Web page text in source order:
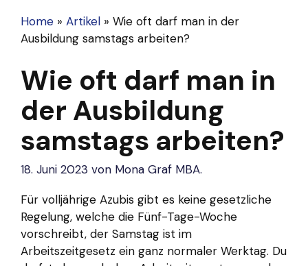
Home » Artikel » Wie oft darf man in der
Ausbildung samstags arbeiten?
Wie oft darf man in
der Ausbildung
samstags arbeiten?
18. Juni 2023 von Mona Graf MBA.
Für volljährige Azubis gibt es keine gesetzliche
Regelung, welche die Fünf-Tage-Woche
vorschreibt, der Samstag ist im
Arbeitszeitgesetz ein ganz normaler Werktag. Du